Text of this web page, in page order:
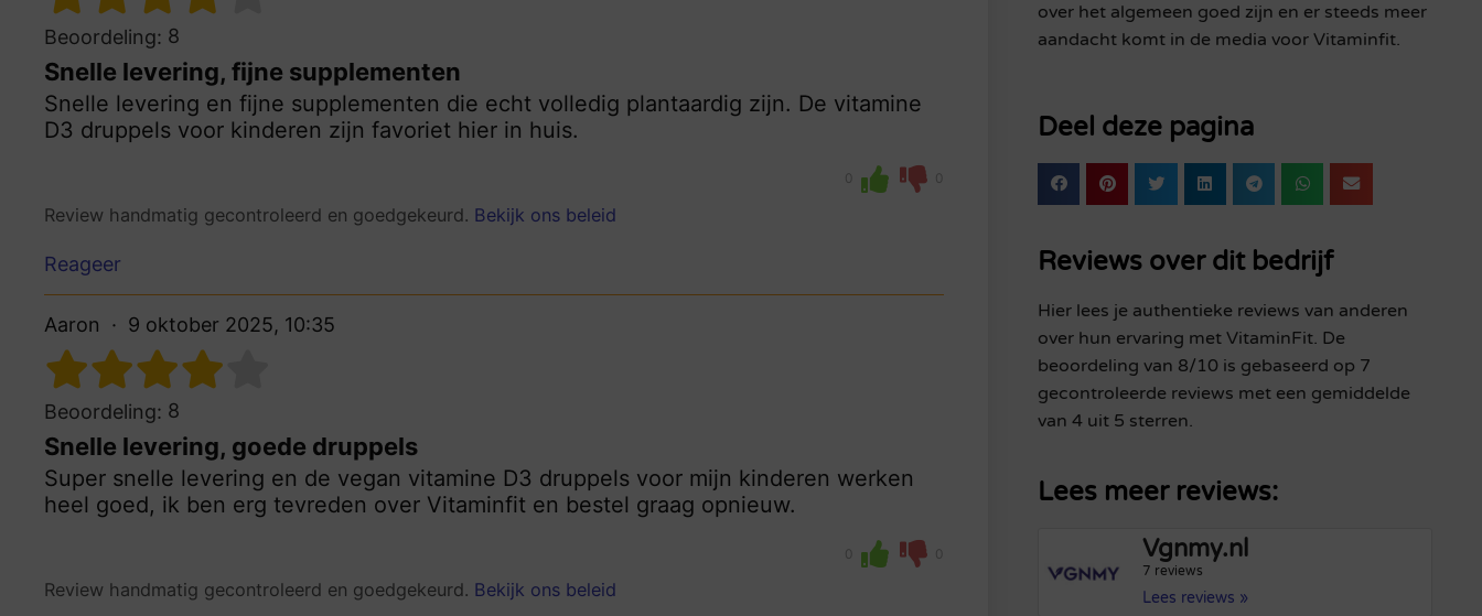
Beoordeling: 8
Snelle levering, fijne supplementen
Snelle levering en fijne supplementen die echt volledig plantaardig zijn. De vitamine
D3 druppels voor kinderen zijn favoriet hier in huis.
0 0
Review handmatig gecontroleerd en goedgekeurd. Bekijk ons beleid
Reageer
Aaron 9 oktober 2025, 10:35
Beoordeling: 8
Snelle levering, goede druppels
Super snelle levering en de vegan vitamine D3 druppels voor mijn kinderen werken
heel goed, ik ben erg tevreden over Vitaminfit en bestel graag opnieuw.
0 0
Review handmatig gecontroleerd en goedgekeurd. Bekijk ons beleid
over het algemeen goed zijn en er steeds meer
aandacht komt in de media voor Vitaminfit.
Deel deze pagina
Reviews over dit bedrijf
Hier lees je authentieke reviews van anderen
over hun ervaring met VitaminFit. De
beoordeling van 8/10 is gebaseerd op 7
gecontroleerde reviews met een gemiddelde
van 4 uit 5 sterren.
Lees meer reviews:
Vgnmy.nl
7 reviews
Lees reviews »